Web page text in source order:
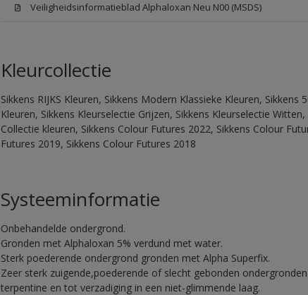
Veiligheidsinformatieblad Alphaloxan Neu N00 (MSDS)
Kleurcollectie
Sikkens RIJKS Kleuren, Sikkens Modern Klassieke Kleuren, Sikkens
Kleuren, Sikkens Kleurselectie Grijzen, Sikkens Kleurselectie
Collectie kleuren, Sikkens Colour Futures 2022, Sikkens Colour
Futures 2019, Sikkens Colour Futures 2018
Systeeminformatie
Onbehandelde ondergrond.
Gronden met Alphaloxan 5% verdund met water.
Sterk poederende ondergrond gronden met Alpha Superfix.
Zeer sterk zuigende,poederende of slecht gebonden
terpentine en tot verzadiging in een niet-glimmende laag.